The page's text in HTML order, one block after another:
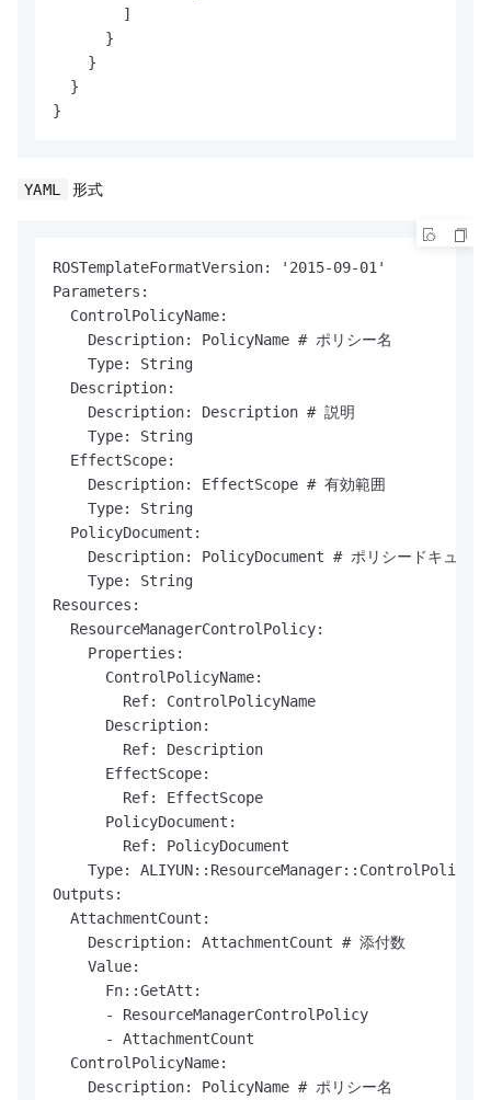
]
}
}
}
}
YAML 形式
ROSTemplateFormatVersion: '2015-09-01'
Parameters:
  ControlPolicyName:
    Description: PolicyName # ポリシー名
    Type: String
  Description:
    Description: Description # 説明
    Type: String
  EffectScope:
    Description: EffectScope # 有効範囲
    Type: String
  PolicyDocument:
Description: PolicyDocument # ポリシードキュメン
    Type: String
Resources:
  ResourceManagerControlPolicy:
    Properties:
      ControlPolicyName:
        Ref: ControlPolicyName
      Description:
        Ref: Description
      EffectScope:
        Ref: EffectScope
      PolicyDocument:
        Ref: PolicyDocument
    Type: ALIYUN::ResourceManager::ControlPolicy
Outputs:
  AttachmentCount:
    Description: AttachmentCount # 添付数
    Value:
      Fn::GetAtt:
      - ResourceManagerControlPolicy
      - AttachmentCount
  ControlPolicyName:
    Description: PolicyName # ポリシー名